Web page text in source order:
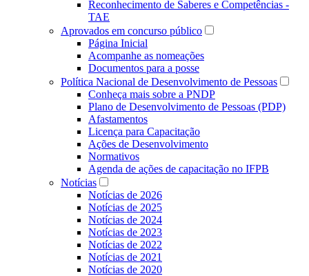
Reconhecimento de Saberes e Competências -
TAE
Aprovados em concurso público
Página Inicial
Acompanhe as nomeações
Documentos para a posse
Política Nacional de Desenvolvimento de Pessoas
Conheça mais sobre a PNDP
Plano de Desenvolvimento de Pessoas (PDP)
Afastamentos
Licença para Capacitação
Ações de Desenvolvimento
Normativos
Agenda de ações de capacitação no IFPB
Notícias
Notícias de 2026
Notícias de 2025
Notícias de 2024
Notícias de 2023
Notícias de 2022
Notícias de 2021
Notícias de 2020